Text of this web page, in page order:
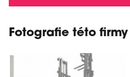
Fotografie této firmy